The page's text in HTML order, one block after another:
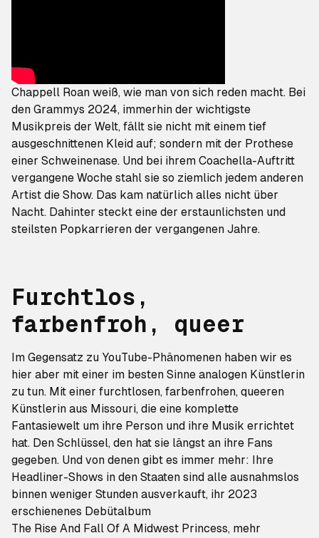
Chappell Roan weiß, wie man von sich reden macht. Bei
den Grammys 2024, immerhin der wichtigste
Musikpreis der Welt, fällt sie nicht mit einem tief
ausgeschnittenen Kleid auf; sondern mit der Prothese
einer Schweinenase. Und bei ihrem Coachella-Auftritt
vergangene Woche stahl sie so ziemlich jedem anderen
Artist die Show. Das kam natürlich alles nicht über
Nacht. Dahinter steckt eine der erstaunlichsten und
steilsten Popkarrieren der vergangenen Jahre.
Furchtlos,
farbenfroh, queer
Im Gegensatz zu YouTube-Phänomenen haben wir es
hier aber mit einer im besten Sinne analogen Künstlerin
zu tun. Mit einer furchtlosen, farbenfrohen, queeren
Künstlerin aus Missouri, die eine komplette
Fantasiewelt um ihre Person und ihre Musik errichtet
hat. Den Schlüssel, den hat sie längst an ihre Fans
gegeben. Und von denen gibt es immer mehr: Ihre
Headliner-Shows in den Staaten sind alle ausnahmslos
binnen weniger Stunden ausverkauft, ihr 2023
erschienenes Debütalbum
The Rise And Fall Of A Midwest Princess, mehr